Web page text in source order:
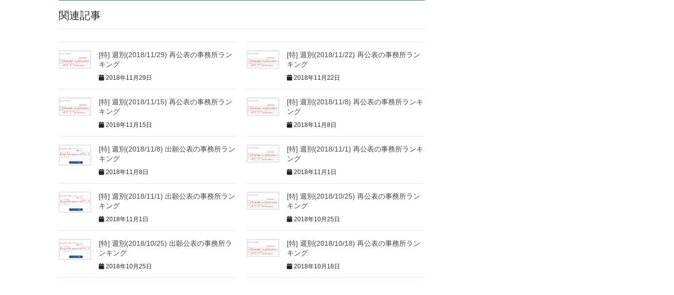
関連記事
[特] 週別(2018/11/29) 再公表の事務所ラン
キング
2018年11月29日
[特] 週別(2018/11/22) 再公表の事務所ラン
キング
2018年11月22日
[特] 週別(2018/11/15) 再公表の事務所ラン
キング
2018年11月15日
[特] 週別(2018/11/8) 再公表の事務所ランキ
ング
2018年11月8日
[特] 週別(2018/11/8) 出願公表の事務所ラン
キング
2018年11月8日
[特] 週別(2018/11/1) 再公表の事務所ランキ
ング
2018年11月1日
[特] 週別(2018/11/1) 出願公表の事務所ラン
キング
2018年11月1日
[特] 週別(2018/10/25) 再公表の事務所ラン
キング
2018年10月25日
[特] 週別(2018/10/25) 出願公表の事務所ラ
ンキング
2018年10月25日
[特] 週別(2018/10/18) 再公表の事務所ラン
キング
2018年10月18日